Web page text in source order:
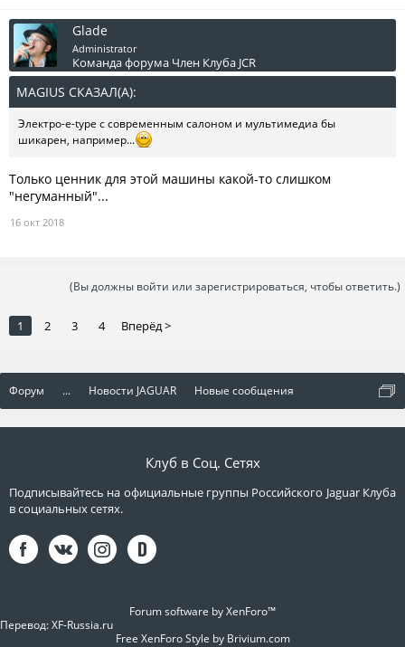
Glade
Administrator
Команда форума Член Клуба JCR
MAGIUS СКАЗАЛ(А):
Электро-e-type с современным салоном и мультимедиа бы
шикарен, например...
Только ценник для этой машины какой-то слишком
"негуманный"...
16 окт 2018
(Вы должны войти или зарегистрироваться, чтобы ответить.)
1 2 3 4 Вперёд >
Форум ... Новости JAGUAR Новые сообщения
Клуб в Соц. Сетях
Подписывайтесь на официальные группы Российского Jaguar Клуба
в социальных сетях.
Forum software by XenForo™
Перевод:XF-Russia.ru
Free XenForo Style by Brivium.com